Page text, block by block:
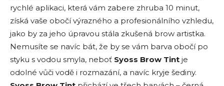
rychlé aplikaci, která vám zabere zhruba 10 minut,
získá vaše obočí výrazného a profesionálního vzhledu,
jako by za jeho úpravou stála zkušená brow artistka.
Nemusíte se navíc bát, že by se vám barva obočí po
styku s vodou smyla, neboť Syoss Brow Tint je
odolné vůči vodě i rozmazání, a navíc kryje šediny.